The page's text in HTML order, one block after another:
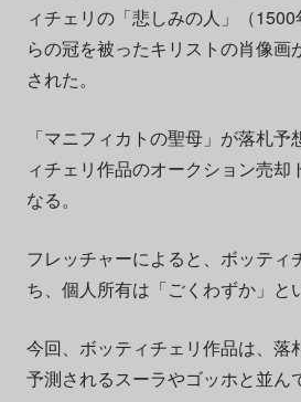
ィチェリの「悲しみの人」（
らの冠を被ったキリストの肖像画
された。
「マニフィカトの聖母」が落札
ィチェリ作品のオークション売却
なる。
フレッチャーによると、ボッティ
ち、個人所有は「ごくわずか」と
今回、ボッティチェリ作品は、落
予測されるスーラやゴッホと並ん